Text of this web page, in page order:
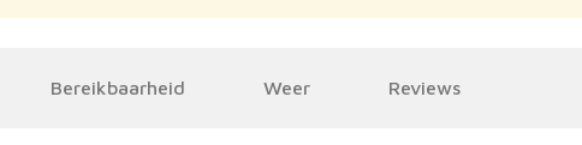
Bereikbaarheid Weer Reviews